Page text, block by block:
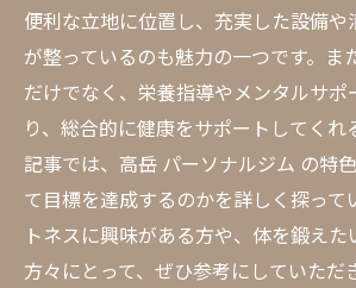
便利な立地に位置し、充実した設備
が整っているのも魅力の一つです。ま
だけでなく、栄養指導やメンタルサポ
り、総合的に健康をサポートしてくれ
記事では、高岳 パーソナルジム の特
て目標を達成するのかを詳しく探って
トネスに興味がある方や、体を鍛えた
方々にとって、ぜひ参考にしていただ